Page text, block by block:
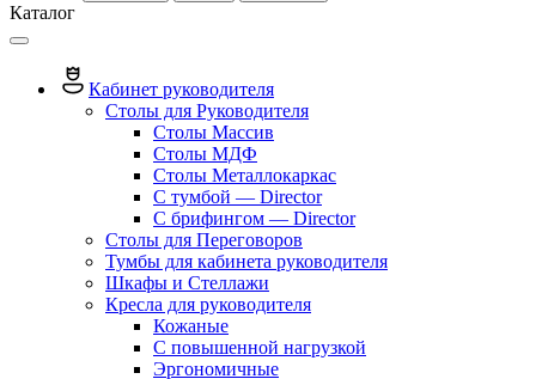
Каталог
Кабинет руководителя
Столы для Руководителя
Столы Массив
Столы МДФ
Столы Металлокаркас
С тумбой — Director
C брифингом — Director
Столы для Переговоров
Тумбы для кабинета руководителя
Шкафы и Стеллажи
Кресла для руководителя
Кожаные
С повышенной нагрузкой
Эргономичные